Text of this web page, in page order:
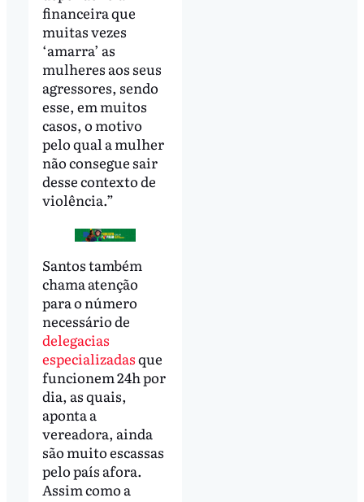
financeira que
muitas vezes
‘amarra’ as
mulheres aos seus
agressores, sendo
esse, em muitos
casos, o motivo
pelo qual a mulher
não consegue sair
desse contexto de
violência.”
Santos também
chama atenção
para o número
necessário de
delegacias
especializadasque
funcionem 24h por
dia, as quais,
aponta a
vereadora, ainda
são muito escassas
pelo país afora.
Assim como a